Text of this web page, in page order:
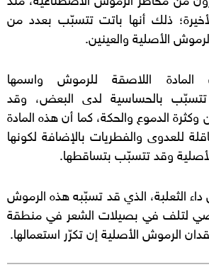
ذلك أنها باتت تتسبّب بعدد من
الأصلية والعينين.
المادة اللاصقة للرموش واسمها
تتسبّب بالحساسية لدى البعض، وقد
وكثرة الدموع والحكة، كما أن هذه المادة
للعدوى والفطريات بالإضافة لكونها
وقد تتسبّب بتساقطها.
الثعلبة، الذي قد تسبّبه هذه الرموش
لتلف في بصيلات الشعر في منطقة
الرموش الأصلية إن تكرّر استعمالها.